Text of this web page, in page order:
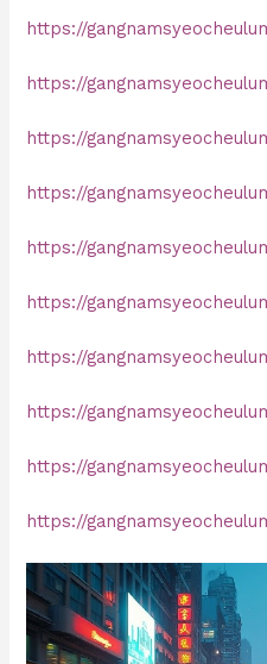
https://
https://
https://
https://
https://
https://
https://
https://
https://
https://